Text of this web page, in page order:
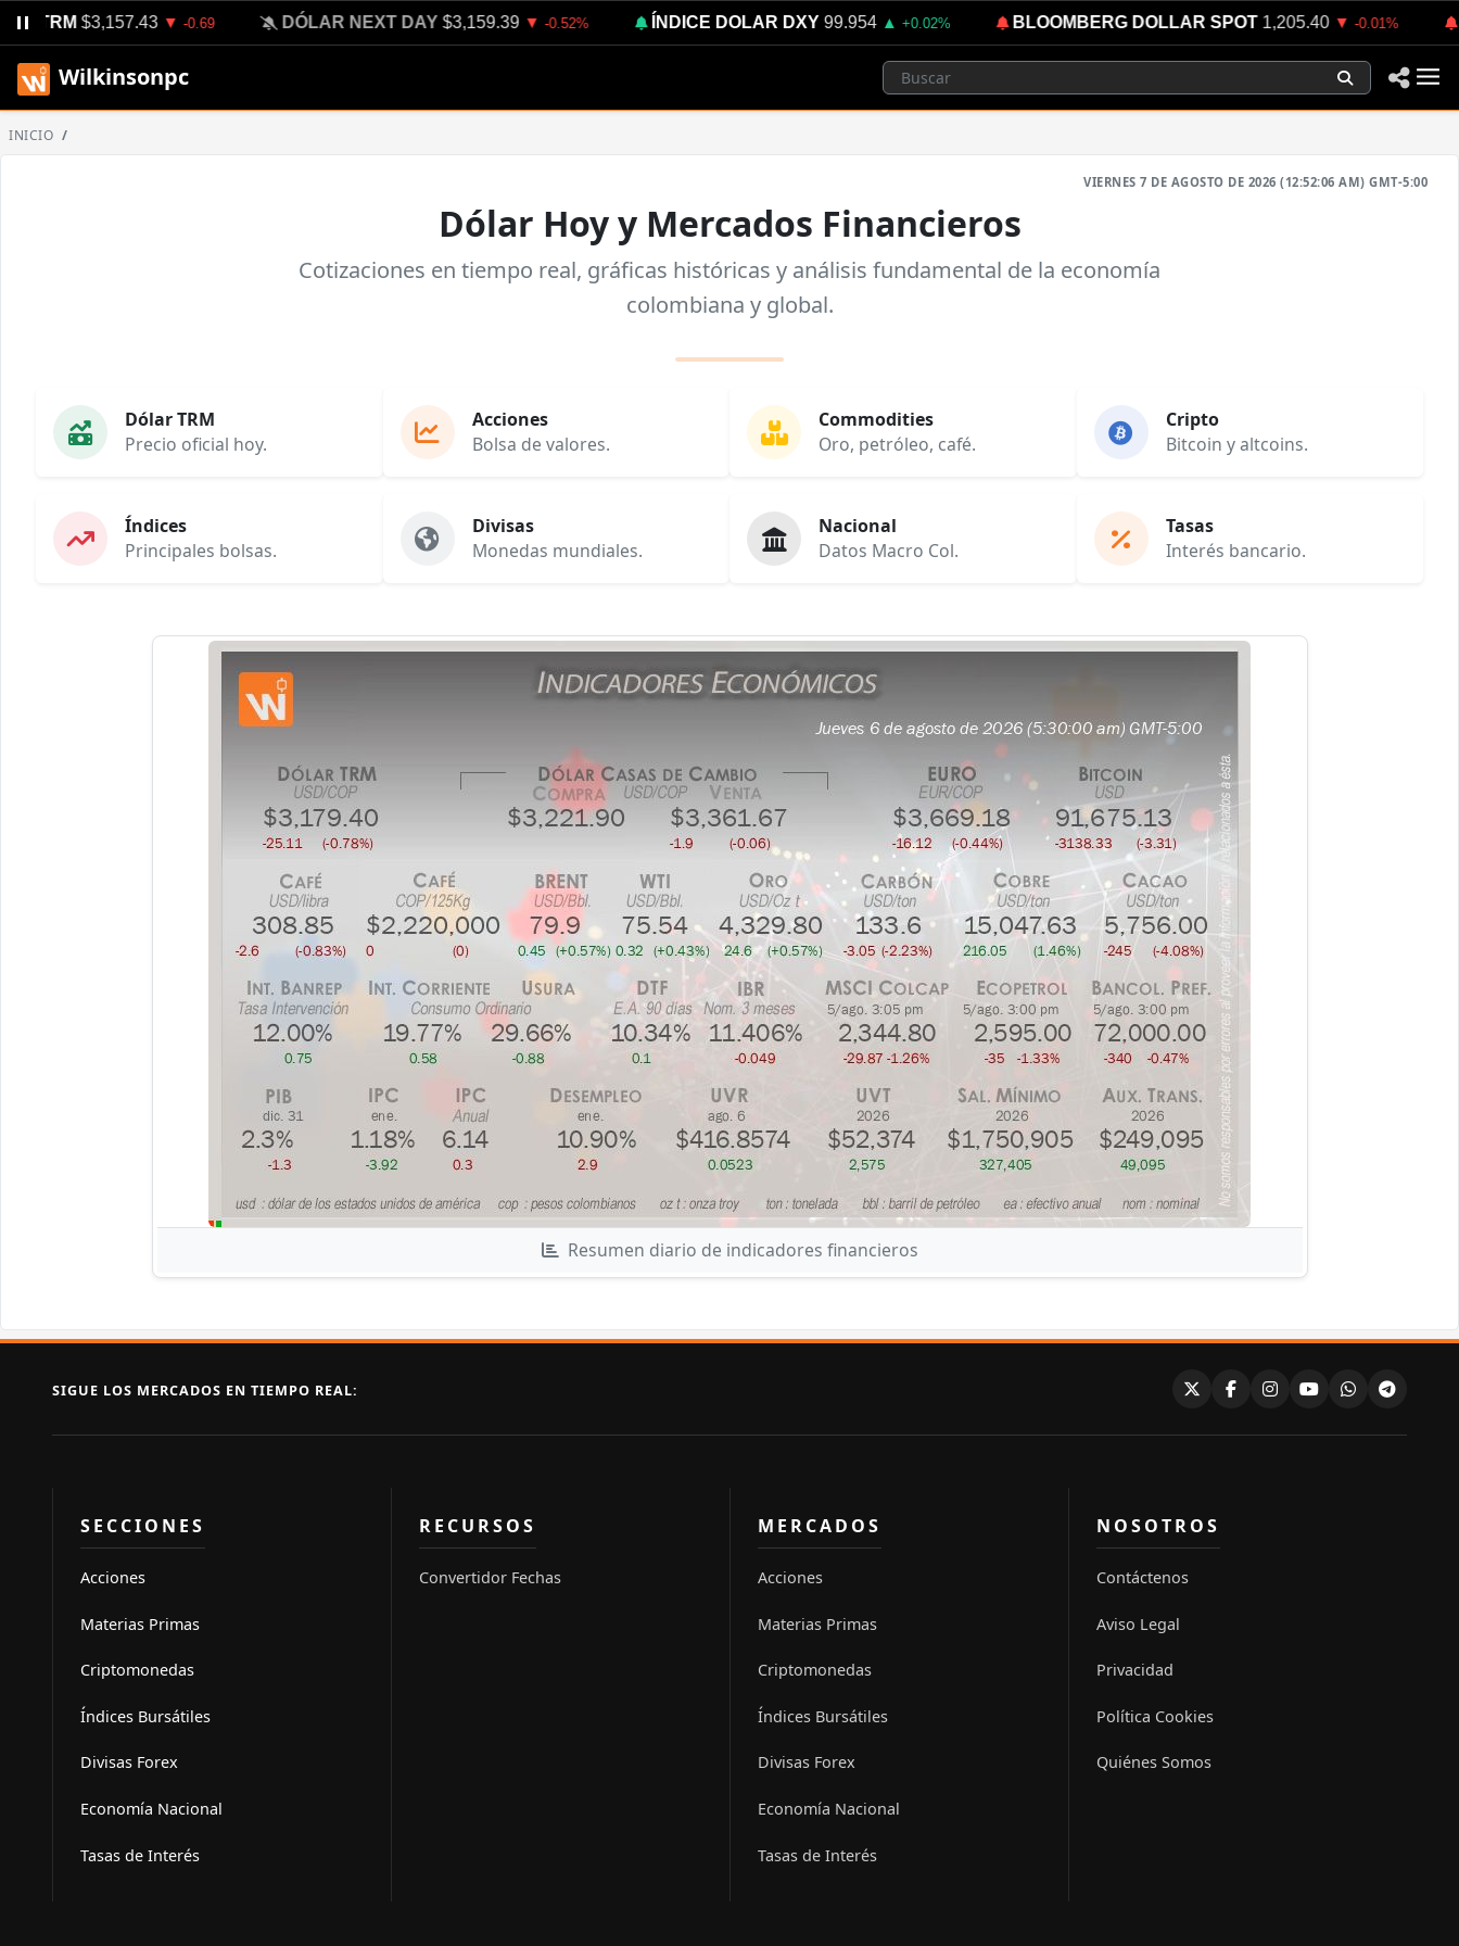
TRM $3,157.43 ▼-0.69 DÓLAR NEXT DAY $3,159.39 ▼-0.52% ÍNDICE DOLAR DXY 99.954 ▲+0.02% BLOOMBERG DOLLAR SPOT 1,205.40 ▼-0.01%
Wilkinsonpc
INICIO
VIERNES 7 DE AGOSTO DE 2026 (12:52:06 AM) GMT-5:00
Dólar Hoy y Mercados Financieros
Cotizaciones en tiempo real, gráficas históricas y análisis fundamental de la economía
colombiana y global.
Dólar TRM
Precio oficial hoy.
Acciones
Bolsa de valores.
Commodities
Oro, petróleo, café.
Cripto
Bitcoin y altcoins.
Índices
Principales bolsas.
Divisas
Monedas mundiales.
Nacional
Datos Macro Col.
Tasas
Interés bancario.
Resumen diario de indicadores financieros
SIGUE LOS MERCADOS EN TIEMPO REAL:
SECCIONES
Acciones
Materias Primas
Criptomonedas
Índices Bursátiles
Divisas Forex
Economía Nacional
Tasas de Interés
RECURSOS
Convertidor Fechas
MERCADOS
Acciones
Materias Primas
Criptomonedas
Índices Bursátiles
Divisas Forex
Economía Nacional
Tasas de Interés
NOSOTROS
Contáctenos
Aviso Legal
Privacidad
Política Cookies
Quiénes Somos